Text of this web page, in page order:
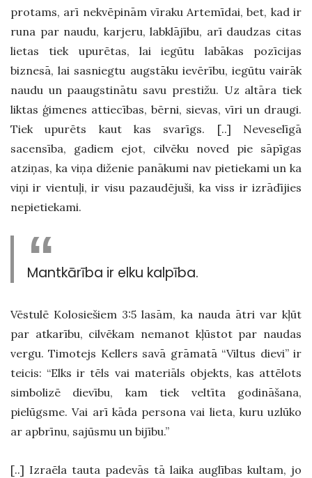
protams, arī nekvēpinām vīraku Artemīdai, bet, kad ir
runa par naudu, karjeru, labklājību, arī daudzas citas
lietas tiek upurētas, lai iegūtu labākas pozīcijas
biznesā, lai sasniegtu augstāku ievērību, iegūtu vairāk
naudu un paaugstinātu savu prestižu. Uz altāra tiek
liktas ģimenes attiecības, bērni, sievas, vīri un draugi.
Tiek upurēts kaut kas svarīgs. [..] Neveselīgā
sacensība, gadiem ejot, cilvēku noved pie sāpīgas
atziņas, ka viņa diženie panākumi nav pietiekami un ka
viņi ir vientuļi, ir visu pazaudējuši, ka viss ir izrādījies
nepietiekami.
Mantkārība ir elku kalpība.
Vēstulē Kolosiešiem 3:5 lasām, ka nauda ātri var kļūt
par atkarību, cilvēkam nemanot kļūstot par naudas
vergu. Timotejs Kellers savā grāmatā “Viltus dievi” ir
teicis: “Elks ir tēls vai materiāls objekts, kas attēlots
simbolizē dievību, kam tiek veltīta godināšana,
pielūgsme. Vai arī kāda persona vai lieta, kuru uzlūko
ar apbrīnu, sajūsmu un bijību.”
[..] Izraēla tauta padevās tā laika auglības kultam, jo